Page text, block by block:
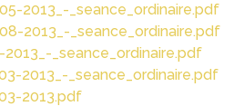
2013_-_seance_ordinaire.pdf
2013_-_seance_ordinaire.pdf
_seance_ordinaire.pdf
2013_-_seance_ordinaire.pdf
2013.pdf